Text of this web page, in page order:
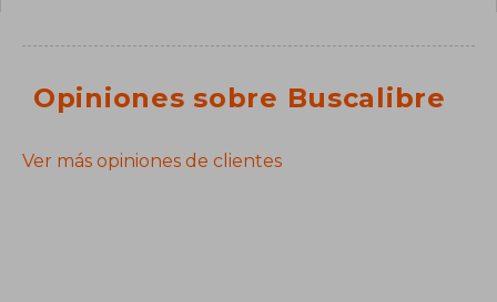
Opiniones sobre Buscalibre
Ver más opiniones de clientes